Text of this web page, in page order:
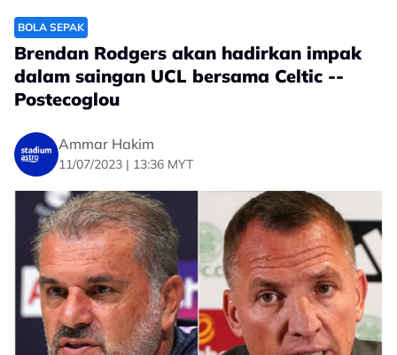
BOLA SEPAK
Brendan Rodgers akan hadirkan impak
dalam saingan UCL bersama Celtic --
Postecoglou
Ammar Hakim
11/07/2023 | 13:36 MYT